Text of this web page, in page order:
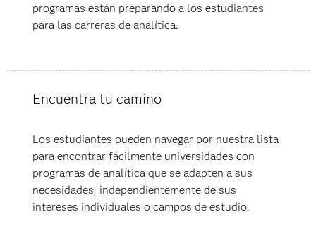
programas están preparando a los estudiantes
para las carreras de analítica.
Encuentra tu camino
Los estudiantes pueden navegar por nuestra lista
para encontrar fácilmente universidades con
programas de analítica que se adapten a sus
necesidades, independientemente de sus
intereses individuales o campos de estudio.